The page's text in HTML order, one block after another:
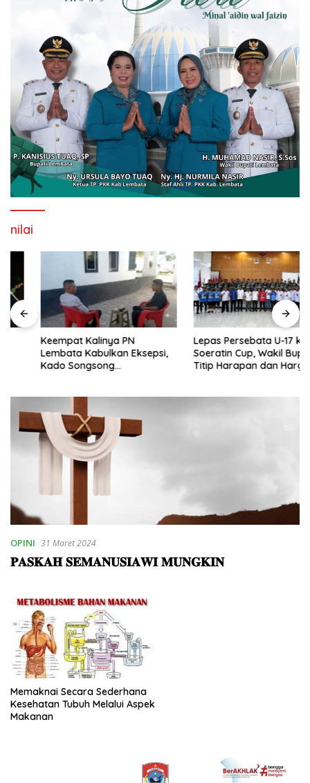
nilai
Keempat Kalinya PN
Lembata Kabulkan Eksepsi,
Kado Songsong
Lepas Persebata U-17 ke
Soeratin Cup, Wakil Bupati
Titip Harapan dan Harga Diri
OPINI 31 Maret 2024
𝐏𝐀𝐒𝐊𝐀𝐇 𝐒𝐄𝐌𝐀𝐍𝐔𝐒𝐈𝐀𝐖𝐈 𝐌𝐔𝐍𝐆𝐊𝐈𝐍
Memaknai Secara Sederhana
Kesehatan Tubuh Melalui Aspek
Makanan